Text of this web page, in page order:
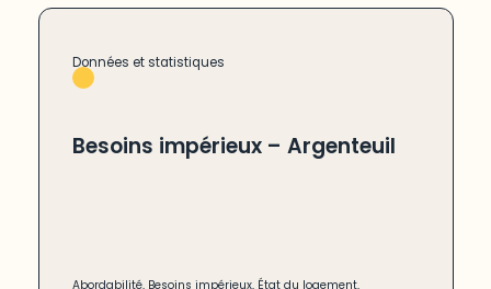
Données et statistiques
Besoins impérieux – Argenteuil
Abordabilité, Besoins impérieux, État du logement,